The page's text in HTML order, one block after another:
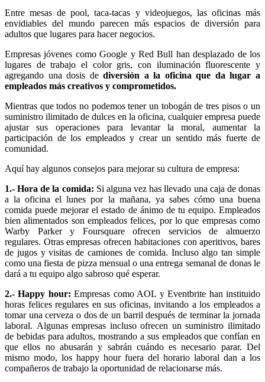
Entre mesas de pool, taca-tacas y videojuegos, las oficinas más
envidiables del mundo parecen más espacios de diversión para
adultos que lugares para hacer negocios.
Empresas jóvenes como Google y Red Bull han desplazado de los
lugares de trabajo el color gris, con iluminación fluorescente y
agregando una dosis dediversión a la oficina que da lugar a
empleados más creativos y comprometidos.
Mientras que todos no podemos tener un tobogán de tres pisos o un
suministro ilimitado de dulces en la oficina, cualquier empresa puede
ajustar sus operaciones para levantar la moral, aumentar la
participación de los empleados y crear un sentido más fuerte de
comunidad.
Aquí hay algunos consejos para mejorar su cultura de empresa:
1.- Hora de la comida: Si alguna vez has llevado una caja de donas
a la oficina el lunes por la mañana, ya sabes cómo una buena
comida puede mejorar el estado de ánimo de tu equipo. Empleados
bien alimentados son empleados felices, por lo que empresas como
Warby Parker y Foursquare ofrecen servicios de almuerzo
regulares. Otras empresas ofrecen habitaciones con aperitivos, bares
de jugos y visitas de camiones de comida. Incluso algo tan simple
como una fiesta de pizza mensual o una entrega semanal de donas le
dará a tu equipo algo sabroso qué esperar.
2.- Happy hour: Empresas como AOL y Eventbrite han instituido
horas felices regulares en sus oficinas, invitando a los empleados a
tomar una cerveza o dos de un barril después de terminar la jornada
laboral. Algunas empresas incluso ofrecen un suministro ilimitado
de bebidas para adultos, mostrando a sus empleados que confían en
que ellos no abusarán y sabrán cuándo es necesario parar. Del
mismo modo, los happy hour fuera del horario laboral dan a los
compañeros de trabajo la oportunidad de relacionarse más.